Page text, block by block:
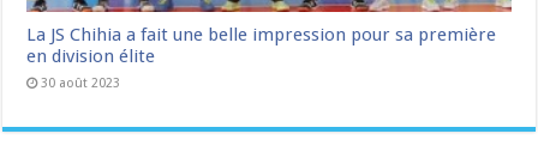
La JS Chihia a fait une belle impression pour sa première
en division élite
30 août 2023